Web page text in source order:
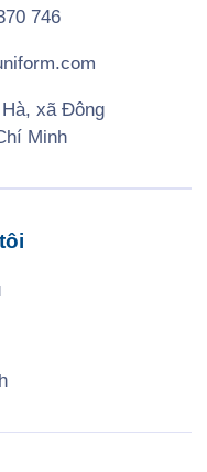
746
xã Đông
Minh